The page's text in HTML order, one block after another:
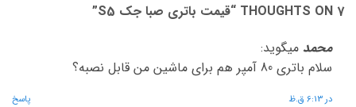
7 THOUGHTS ON “ قیمت باتری صبا جک S5
”
محمد میگوید:
سلام باتری 80 آمپر هم برای ماشین من قابل نصبه؟
در 6:13 ق.ظ پاسخ